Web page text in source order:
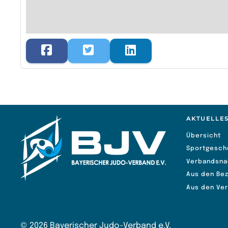
Übersicht
Aus den
Aus den
© 2026 Bayerischer Judo-Verband e.V.